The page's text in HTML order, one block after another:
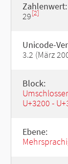
Zahlenwert:
29[2]
Unicode-
3.2 (März
Block:
U+3200 -
Ebene: